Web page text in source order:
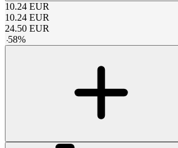
10.24 EUR
10.24 EUR
24.50 EUR
-58%